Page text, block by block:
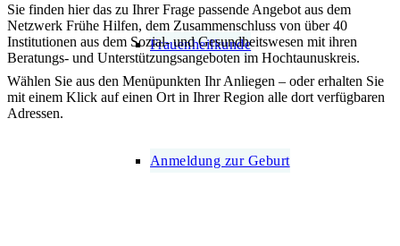
Frauenheilkunde
Anmeldung zur Geburt
Sie finden hier das zu Ihrer Frage passende Angebot aus dem
Netzwerk Frühe Hilfen, dem Zusammenschluss von über 40
Institutionen aus dem Sozial- und Gesundheitswesen mit ihren
Beratungs- und Unterstützungsangeboten im Hochtaunuskreis.
Wählen Sie aus den Menüpunkten Ihr Anliegen – oder erhalten Sie
mit einem Klick auf einen Ort in Ihrer Region alle dort verfügbaren
Adressen.